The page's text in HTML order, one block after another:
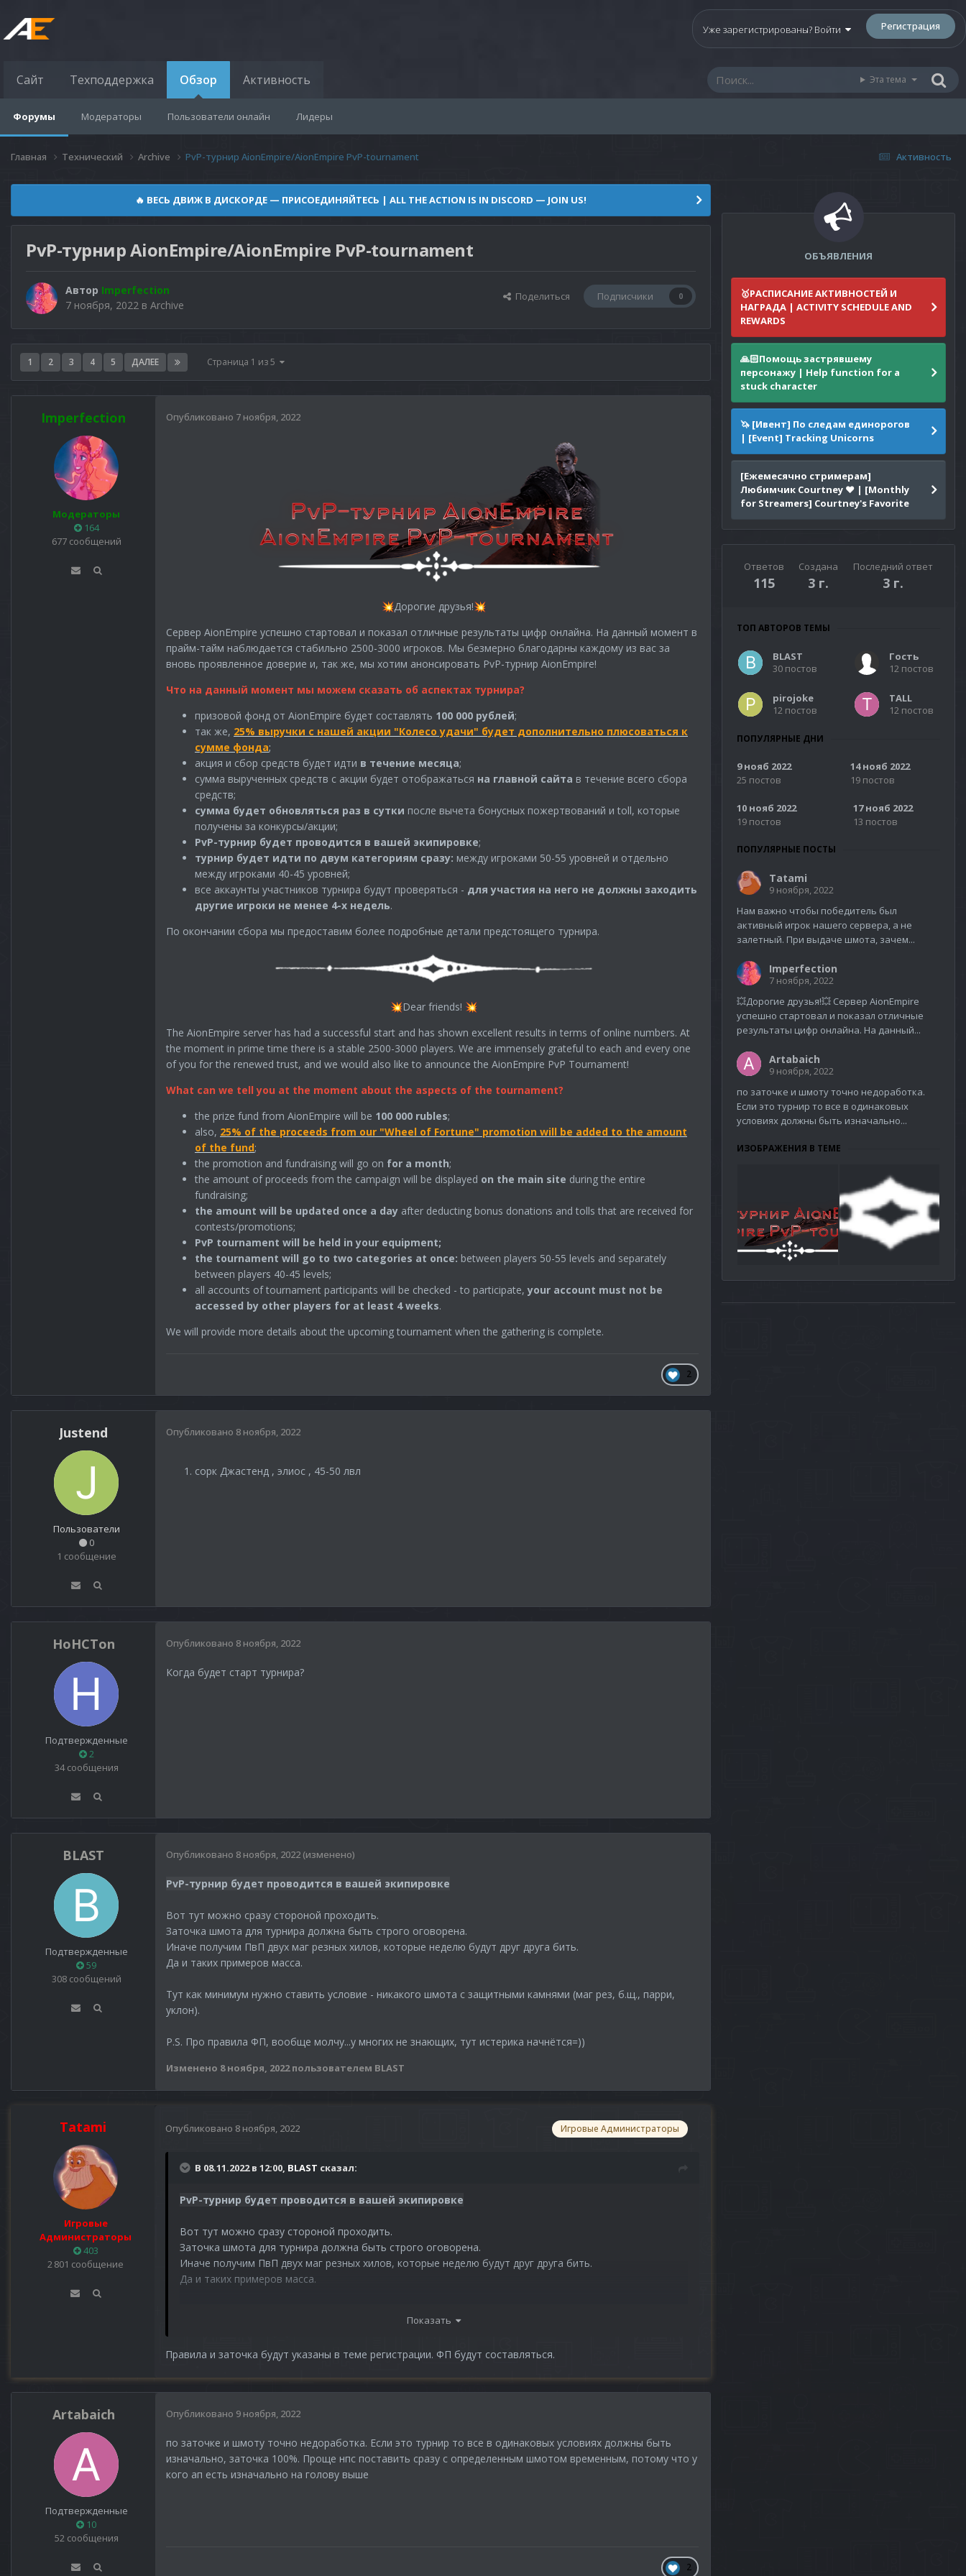
Уже зарегистрированы? Войти Регистрация
Сайт Техподдержка Обзор
Форумы Модераторы Пользователи онлайн Лидеры
Активность Эта тема
Активность
Главная Технический Archive PvP-турнир AionEmpire/AionEmpire PvP-tournament
🔥 ВЕСЬ ДВИЖ В ДИСКОРДЕ — ПРИСОЕДИНЯЙТЕСЬ | ALL THE ACTION IS IN DISCORD — JOIN US!
PvP-турнир AionEmpire/AionEmpire PvP-tournament
Автор Imperfection
7 ноября, 2022 в Archive
Поделиться Подписчики 0
1 2 3 4 5 ДАЛЕЕ Страница 1 из 5
Imperfection
Модераторы
164
677 сообщений
Опубликовано 7 ноября, 2022
💥Дорогие друзья!💥
Сервер AionEmpire успешно стартовал и показал отличные результаты цифр онлайна. На данный момент в
прайм-тайм наблюдается стабильно 2500-3000 игроков. Мы безмерно благодарны каждому из вас за
вновь проявленное доверие и, так же, мы хотим анонсировать PvP-турнир AionEmpire!
Что на данный момент мы можем сказать об аспектах турнира?
призовой фонд от AionEmpire будет составлять 100 000 рублей;
так же, 25% выручки с нашей акции "Колесо удачи" будет дополнительно плюсоваться к
сумме фонда;
акция и сбор средств будет идти в течение месяца;
сумма вырученных средств с акции будет отображаться на главной сайта в течение всего сбора
средств;
сумма будет обновляться раз в сутки после вычета бонусных пожертвований и toll, которые
получены за конкурсы/акции;
PvP-турнир будет проводится в вашей экипировке;
турнир будет идти по двум категориям сразу: между игроками 50-55 уровней и отдельно
между игроками 40-45 уровней;
все аккаунты участников турнира будут проверяться - для участия на него не должны заходить
другие игроки не менее 4-х недель.
По окончании сбора мы предоставим более подробные детали предстоящего турнира.
💥Dear friends! 💥
The AionEmpire server has had a successful start and has shown excellent results in terms of online numbers. At
the moment in prime time there is a stable 2500-3000 players. We are immensely grateful to each and every one
of you for the renewed trust, and we would also like to announce the AionEmpire PvP Tournament!
What can we tell you at the moment about the aspects of the tournament?
the prize fund from AionEmpire will be 100 000 rubles;
also, 25% of the proceeds from our "Wheel of Fortune" promotion will be added to the amount
of the fund;
the promotion and fundraising will go on for a month;
the amount of proceeds from the campaign will be displayed on the main site during the entire
fundraising;
the amount will be updated once a day after deducting bonus donations and tolls that are received for
contests/promotions;
PvP tournament will be held in your equipment;
the tournament will go to two categories at once: between players 50-55 levels and separately
between players 40-45 levels;
all accounts of tournament participants will be checked - to participate,your account must not be
accessed by other players for at least 4 weeks.
We will provide more details about the upcoming tournament when the gathering is complete.
2
Justend
Пользователи
0
1 сообщение
Опубликовано 8 ноября, 2022
сорк Джастенд , элиос , 45-50 лвл
HoHCTon
Подтвержденные
2
34 сообщения
Опубликовано 8 ноября, 2022
Когда будет старт турнира?
BLAST
Подтвержденные
59
308 сообщений
Опубликовано 8 ноября, 2022 (изменено)
PvP-турнир будет проводится в вашей экипировке
Вот тут можно сразу стороной проходить.
Заточка шмота для турнира должна быть строго оговорена.
Иначе получим ПвП двух маг резных хилов, которые неделю будут друг друга бить.
Да и таких примеров масса.
Тут как минимум нужно ставить условие - никакого шмота с защитными камнями (маг рез, б.щ., парри,
уклон).
P.S. Про правила ФП, вообще молчу...у многих не знающих, тут истерика начнётся=))
Изменено 8 ноября, 2022пользователем BLAST
Tatami
Игровые
Администраторы
403
2 801 сообщение
Игровые Администраторы
Опубликовано 8 ноября, 2022
В 08.11.2022 в 12:00, BLAST сказал:
PvP-турнир будет проводится в вашей экипировке
Вот тут можно сразу стороной проходить.
Заточка шмота для турнира должна быть строго оговорена.
Иначе получим ПвП двух маг резных хилов, которые неделю будут друг друга бить.
Да и таких примеров масса.
P.S. Про правила ФП, вообще молчу...у многих не знающих, тут истерика начнётся=))
Показать
Правила и заточка будут указаны в теме регистрации. ФП будут составляться.
Artabaich
Подтвержденные
10
52 сообщения
Опубликовано 9 ноября, 2022
по заточке и шмоту точно недоработка. Если это турнир то все в одинаковых условиях должны быть
изначально, заточка 100%. Проще нпс поставить сразу с определенным шмотом временным, потому что у
кого ап есть изначально на голову выше
2
ОБЪЯВЛЕНИЯ
🥇РАСПИСАНИЕ АКТИВНОСТЕЙ И
НАГРАДА | ACTIVITY SCHEDULE AND
REWARDS
🙏🏻Помощь застрявшему
персонажу | Help function for a
stuck character
🦄 [Ивент] По следам единорогов
| [Event] Tracking Unicorns
[Ежемесячно стримерам]
Любимчик Courtney ❤️ | [Monthly
for Streamers] Courtney's Favorite
Ответов
115
Создана
3 г.
Последний ответ
3 г.
ТОП АВТОРОВ ТЕМЫ
BLAST
30 постов
Гость
12 постов
pirojoke
12 постов
TALL
12 постов
ПОПУЛЯРНЫЕ ДНИ
9 нояб 2022
25 постов
14 нояб 2022
19 постов
10 нояб 2022
19 постов
17 нояб 2022
13 постов
ПОПУЛЯРНЫЕ ПОСТЫ
Tatami
9 ноября, 2022
Нам важно чтобы победитель был
активный игрок нашего сервера, а не
залетный. При выдаче шмота, зачем...
Imperfection
7 ноября, 2022
💥Дорогие друзья!💥 Сервер AionEmpire
успешно стартовал и показал отличные
результаты цифр онлайна. На данный...
Artabaich
9 ноября, 2022
по заточке и шмоту точно недоработка.
Если это турнир то все в одинаковых
условиях должны быть изначально...
ИЗОБРАЖЕНИЯ В ТЕМЕ